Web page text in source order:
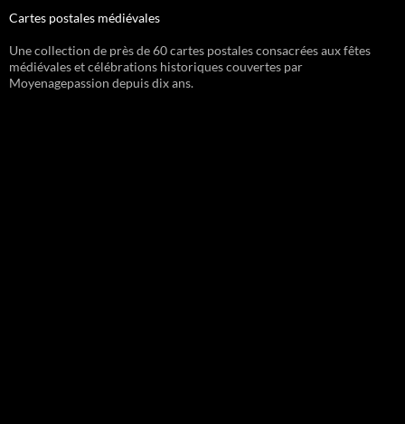
Cartes postales médiévales
Une collection de près de 60 cartes postales consacrées aux fêtes
médiévales et célébrations historiques couvertes par
Moyenagepassion depuis dix ans.